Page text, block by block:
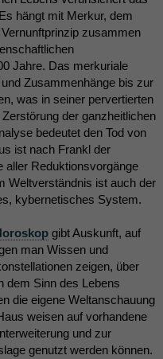
hängt mit Merkur, dem
zusammen
Jahre. Das merkuriale
Zusammenhänge bis zur
was in seiner pervertierten
der ganzheitlichen
bedeutet den Tod von
ist nach Frankl der
aller Reduktionsvorgänge
Weltverständnis ist auch der
kybernetisches System.
gibt Auskunft, auf
man Wissen und
zeigen, über
dem Sinn des Lebens
die eigene Weltanschauung
weisen auf vorhandene
und zur
genutzt werden können.